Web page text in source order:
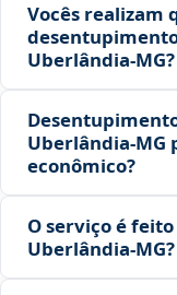
Vocês realizam
Uberlândia‑MG?
econômico?
O serviço é
Uberlândia‑MG?